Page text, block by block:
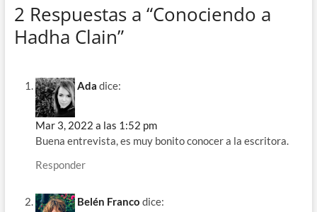
2 Respuestas a “Conociendo a
Hadha Clain”
Ada dice:
Mar 3, 2022 a las 1:52 pm
Buena entrevista, es muy bonito conocer a la escritora.
Responder
Belén Franco dice: